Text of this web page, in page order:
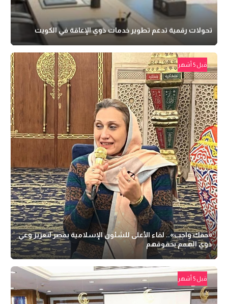
تحولات رقمية تدعم تطوير خدمات ذوي الإعاقة في الكويت
قبل 5 أشهر
«حقك واجب».. لقاء الأعلى للشئون الإسلامية بمصر لتعزيز وعي
ذوي الهمم بحقوقهم
قبل 5 أشهر